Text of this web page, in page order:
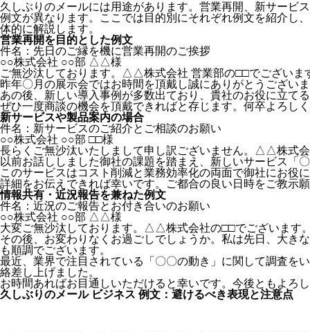
久しぶりのメールには用途があります。営業再開、新サービ
例文が異なります。ここでは目的別にそれぞれ例文を紹介し
体的に解説します。
営業再開を目的とした例文
件名：先日のご縁を機に営業再開のご挨拶
○○株式会社 ○○部 △△様
ご無沙汰しております。△△株式会社 営業部の□□でございま
昨年〇月の展示会ではお時間を頂戴し誠にありがとうござい
あの後、新しい導入事例が多数出ており、貴社のお役に立て
ぜひ一度商談の機会を頂戴できればと存じます。何卒よろし
新サービスや製品案内の場合
件名：新サービスのご紹介とご相談のお願い
○○株式会社 ○○部 □□様
長らくご無沙汰いたしまして申し訳ございません。△△株式
以前お話ししました御社の課題を踏まえ、新しいサービス「
このサービスはコスト削減と業務効率化の両面で御社にお役
詳細をお伝えできれば幸いです。ご都合の良い日時をご教示
情報共有・近況報告を兼ねた例文
件名：近況のご報告とお付き合いのお願い
○○株式会社 ○○部 △△様
大変ご無沙汰しております。△△株式会社の□□でございます
その後、お変わりなくお過ごしでしょうか。私は先日、大き
も順調でございます。
最近、業界で注目されている「〇〇の動き」に関して調査を
絡差し上げました。
お時間あればお目通しいただけると幸いです。今後ともよろ
久しぶりのメール ビジネス 例文：避けるべき表現と注意点